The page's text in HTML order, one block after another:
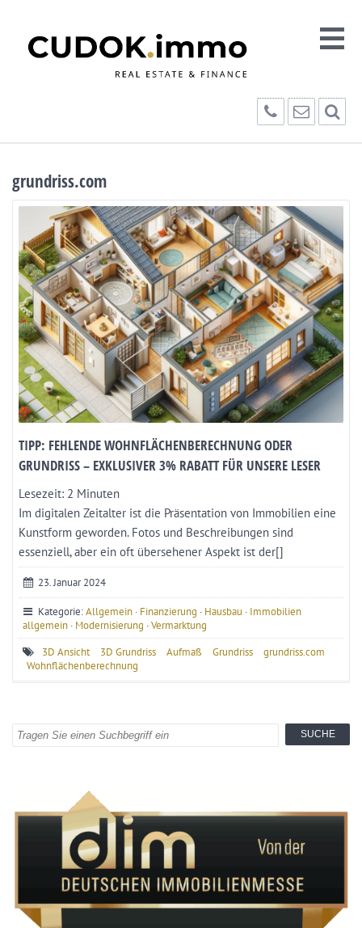
grundriss.com
TIPP: FEHLENDE WOHNFLÄCHENBERECHNUNG ODER
GRUNDRISS – EXKLUSIVER 3% RABATT FÜR UNSERE LESER
Lesezeit: 2 Minuten
Im digitalen Zeitalter ist die Präsentation von Immobilien eine
Kunstform geworden. Fotos und Beschreibungen sind
essenziell, aber ein oft übersehener Aspekt ist der[]
23. Januar 2024
Kategorie:Allgemein · Finanzierung · Hausbau · Immobilien
allgemein · Modernisierung ·Vermarktung
3D Ansicht
3D Grundriss Aufmaß Grundriss
grundriss.com
Wohnflächenberechnung